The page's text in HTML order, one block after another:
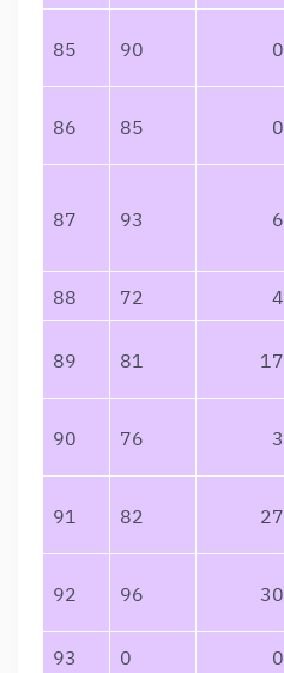
85 90 0
86 85 0
87 93 6
88 72 4
89 81 17
90 76 3
91 82 27
92 96 30
93 0 0